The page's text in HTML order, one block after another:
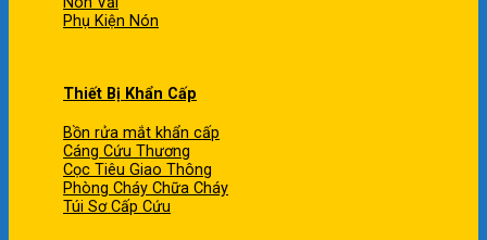
Phụ Kiện Nón
Thiết Bị Khẩn Cấp
Bồn rửa mắt khẩn cấp
Cáng Cứu Thương
Cọc Tiêu Giao Thông
Phòng Cháy Chữa Cháy
Túi Sơ Cấp Cứu